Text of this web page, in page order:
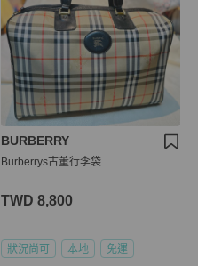
BURBERRY
Burberrys古董行李袋
TWD 8,800
狀況尚可 本地 免運